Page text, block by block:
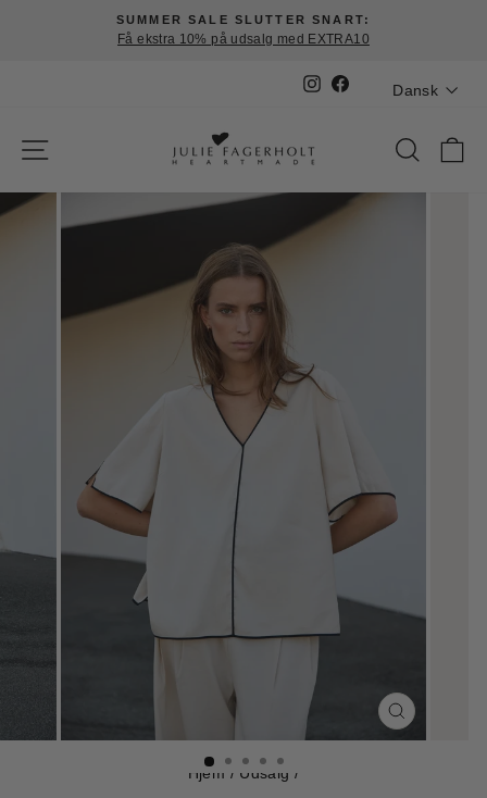
Pause
SUMMER SALE SLUTTER SNART:
Få ekstra 10% på udsalg med EXTRA10
Instagram
FacebookSprog
Dansk
SØG
LUK
(ESC)
Hjem / Udsalg /